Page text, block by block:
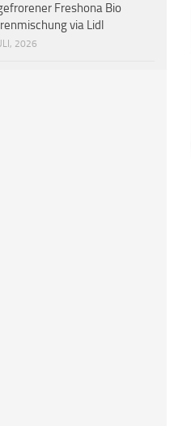
Freshona Bio
via Lidl
2026